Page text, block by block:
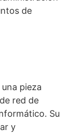
de
pieza
red de
Su
y